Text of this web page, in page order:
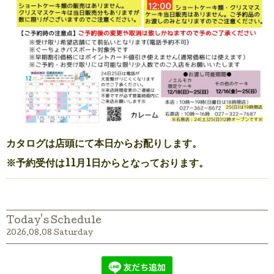
カタログは店頭にて本日からお配りします。
※予約受付は11月1日からとなっております。
Today's Schedule
2026.08.08 Saturday